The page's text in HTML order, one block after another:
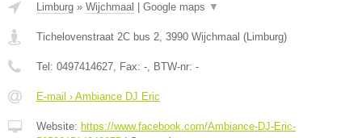
Limburg » Wijchmaal Google maps ▼
Tichelovenstraat 2C bus 2, 3990 Wijchmaal (Limburg)
Tel: 0497414627, Fax: -, BTW-nr: -
E-mail › Ambiance DJ Eric
Website: https://www.facebook.com/Ambiance-DJ-Eric-